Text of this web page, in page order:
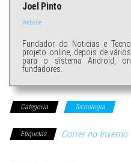
Joel Pinto
Website
Fundador do Noticias e
projeto online, depois de
para o sistema Android,
fundadores.
Categoria Tecnologia
Etiquetas Correr no Inverno